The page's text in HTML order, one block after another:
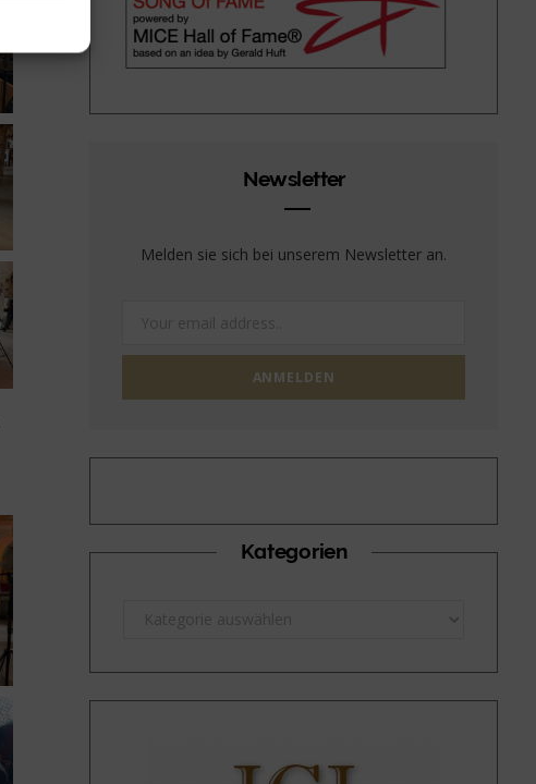
Newsletter
Melden sie sich bei unserem Newsletter an.
Kategorien